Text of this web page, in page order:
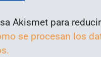
Akismet para
se procesan los